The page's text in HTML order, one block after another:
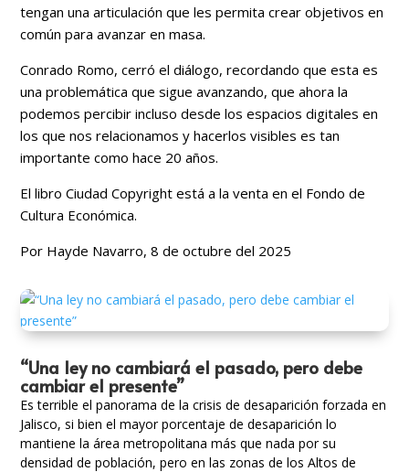
tengan una articulación que les permita crear objetivos en
común para avanzar en masa.
Conrado Romo, cerró el diálogo, recordando que esta es
una problemática que sigue avanzando, que ahora la
podemos percibir incluso desde los espacios digitales en
los que nos relacionamos y hacerlos visibles es tan
importante como hace 20 años.
El libro Ciudad Copyright está a la venta en el Fondo de
Cultura Económica.
Por Hayde Navarro, 8 de octubre del 2025
“Una ley no cambiará el pasado, pero debe
cambiar el presente”
Es terrible el panorama de la crisis de desaparición forzada en
Jalisco, si bien el mayor porcentaje de desaparición lo
mantiene la área metropolitana más que nada por su
densidad de población, pero en las zonas de los Altos de